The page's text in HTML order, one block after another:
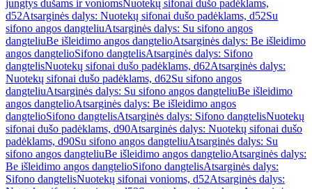
jungtys dušams ir voniomsNuotekų sifonai dušo padėklams,
d52Atsarginės dalys: Nuotekų sifonai dušo padėklams, d52Su
sifono angos dangteliuAtsarginės dalys: Su sifono angos
dangteliuBe išleidimo angos dangtelioAtsarginės dalys: Be išleidimo
angos dangtelioSifono dangtelisAtsarginės dalys: Sifono
dangtelisNuotekų sifonai dušo padėklams, d62Atsarginės dalys:
Nuotekų sifonai dušo padėklams, d62Su sifono angos
dangteliuAtsarginės dalys: Su sifono angos dangteliuBe išleidimo
angos dangtelioAtsarginės dalys: Be išleidimo angos
dangtelioSifono dangtelisAtsarginės dalys: Sifono dangtelisNuotekų
sifonai dušo padėklams, d90Atsarginės dalys: Nuotekų sifonai dušo
padėklams, d90Su sifono angos dangteliuAtsarginės dalys: Su
sifono angos dangteliuBe išleidimo angos dangtelioAtsarginės dalys:
Be išleidimo angos dangtelioSifono dangtelisAtsarginės dalys:
Sifono dangtelisNuotekų sifonai vonioms, d52Atsarginės dalys: